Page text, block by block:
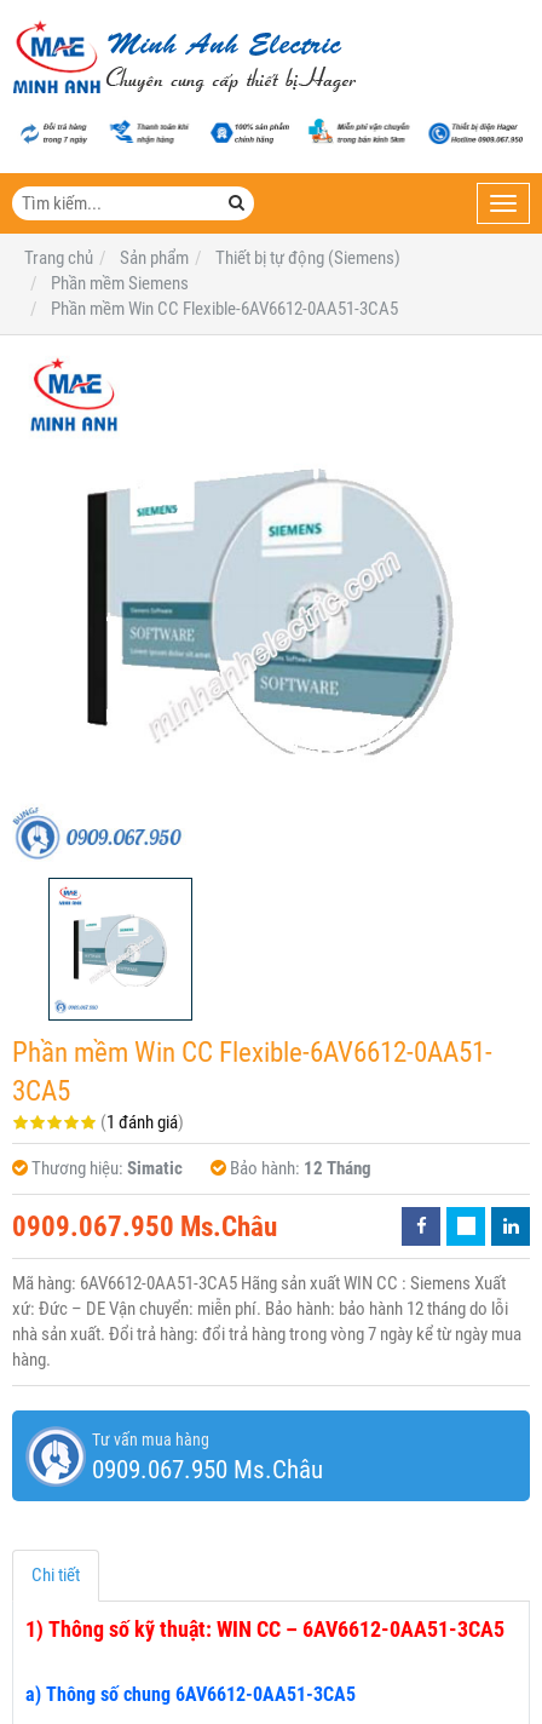
Trang chủ
Sản phẩm
Thiết bị tự động (Siemens)
Phần mềm Siemens
Phần mềm Win CC Flexible-6AV6612-0AA51-3CA5
Phần mềm Win CC Flexible-6AV6612-0AA51-
3CA5
(1 đánh giá)
Thương hiệu: Simatic Bảo hành: 12 Tháng
0909.067.950 Ms.Châu
Mã hàng: 6AV6612-0AA51-3CA5 Hãng sản xuất WIN CC : Siemens Xuất
xứ: Đức – DE Vận chuyển: miễn phí. Bảo hành: bảo hành 12 tháng do lỗi
nhà sản xuất. Đổi trả hàng: đổi trả hàng trong vòng 7 ngày kể từ ngày mua
hàng.
Tư vấn mua hàng
0909.067.950 Ms.Châu
Chi tiết
1) Thông số kỹ thuật: WIN CC – 6AV6612-0AA51-3CA5
a) Thông số chung 6AV6612-0AA51-3CA5